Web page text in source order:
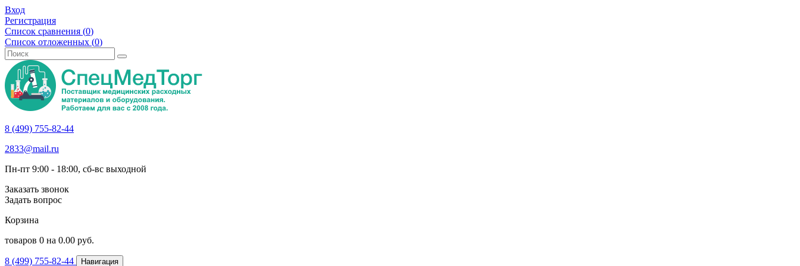
Вход
Регистрация
Список сравнения (0)
Список отложенных (0)
8 (499) 755-82-44
2833@mail.ru
Пн-пт 9:00 - 18:00, сб-вс выходной
Заказать звонок
Задать вопрос
Корзина
товаров 0 на 0.00 руб.
8 (499) 755-82-44 Навигация